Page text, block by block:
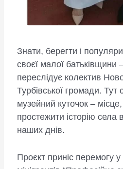
Знати, берегти і
своєї малої батьківщини
переслідує колектив
Турбівської громади. Тут
музейний куточок –
простежити історію села
наших днів.
Проєкт приніс перемогу у